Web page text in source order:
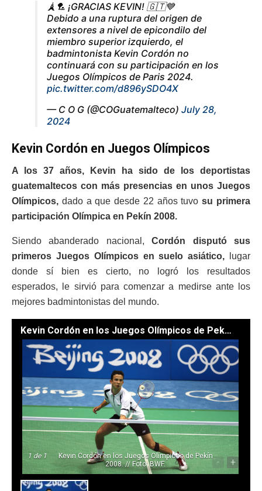
🗼🏸 ¡GRACIAS KEVIN! 🇬🇹💙
Debido a una ruptura del origen de
extensores a nivel de epicondilo del
miembro superior izquierdo, el
badmintonista Kevin Cordón no
continuará con su participación en los
Juegos Olímpicos de Paris 2024.
pic.twitter.com/d896ySDO4X
— C O G (@COGuatemalteco) July 28,
2024
Kevin Cordón en Juegos Olímpicos
A los 37 años, Kevin ha sido de los deportistas
guatemaltecos con más presencias en unos Juegos
Olímpicos, dado a que desde 22 años tuvosu primera
participación Olímpica en Pekín 2008.
Siendo abanderado nacional,Cordón disputó sus
primeros Juegos Olímpicos en suelo asiático, lugar
donde sí bien es cierto, no logró los resultados
esperados, le sirvió para comenzar a medirse ante los
mejores badmintonistas del mundo.
Kevin Cordón en los Juegos Olímpicos de Pekín 2008. // Foto: BWF.
1 de 1
Kevin Cordón en los Juegos Olímpicos de Pekín
2008. // Foto: BWF.
- +